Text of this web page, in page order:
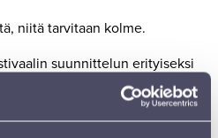
niitä tarvitaan kolme.
suunnittelun erityiseksi
pitää ohjelmiston
tuotannossa. Muiden
edellä mainittujen